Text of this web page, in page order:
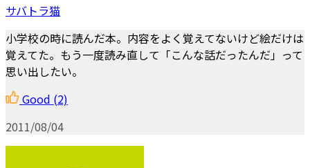
サバトラ猫
小学校の時に読んだ本。内容をよく覚えてないけど絵だけは
覚えてた。もう一度読み直して「こんな話だったんだ」って
思い出したい。
Good (2)
2011/08/04